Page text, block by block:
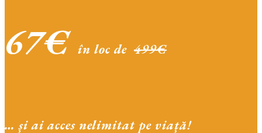
67€ în loc de 499€
… și ai acces nelimitat pe viață!